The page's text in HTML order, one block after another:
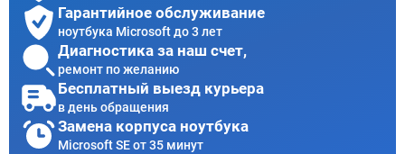
Гарантийное обслуживание
ноутбука Microsoft до 3 лет
Диагностика за наш счет,
ремонт по желанию
Бесплатный выезд курьера
в день обращения
Замена корпуса ноутбука
Microsoft SE от 35 минут